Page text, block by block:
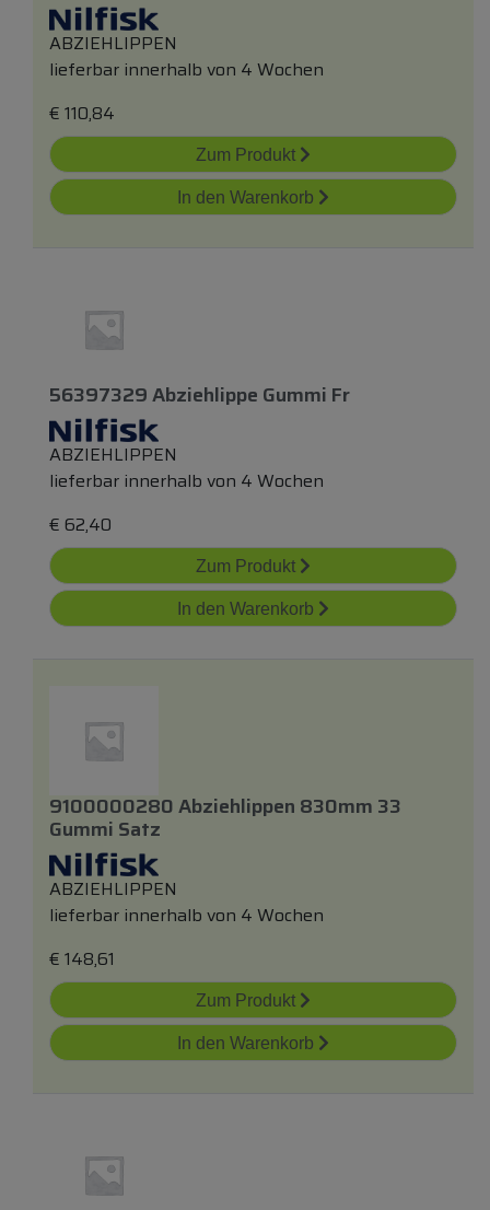
ABZIEHLIPPEN
lieferbar innerhalb von 4 Wochen
€ 110,84
Zum Produkt
In den Warenkorb
56397329 Abziehlippe Gummi Fr
ABZIEHLIPPEN
lieferbar innerhalb von 4 Wochen
€ 62,40
Zum Produkt
In den Warenkorb
9100000280 Abziehlippen 830mm 33
Gummi Satz
ABZIEHLIPPEN
lieferbar innerhalb von 4 Wochen
€ 148,61
Zum Produkt
In den Warenkorb